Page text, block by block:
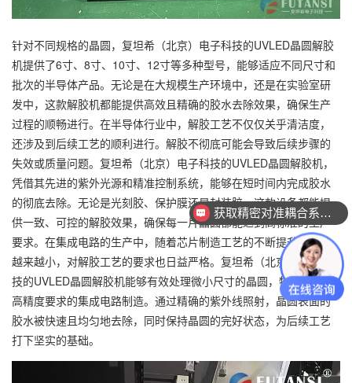
针对不同规格的晶圆，复坦希（北京）电子科技的UVLED晶圆解胶
机提供了6寸、8寸、10寸、12寸等多种型号，能够适应不同尺寸和
批次的半导体产品。无论是在大规模生产环境中，还是在实验室研
发中，这款解胶机都能提供高效且精确的胶水去除效果，确保生产
过程的顺畅进行。在半导体行业中，解胶工艺不仅仅关乎清洁度，
还涉及到后续工艺的顺利进行。解胶不彻底可能会导致后续步骤的
失效或质量问题。复坦希（北京）电子科技的UVLED晶圆解胶机，
凭借其先进的紫外光源和精准控制系统，能够在短时间内完成胶水
的彻底去除。无论是光刻胶、保护膜还是封装胶，这款设备都能提
供一致、可控的解胶效果，确保每一片晶圆都能达到高标准的生产
要求。在集成电路的生产中，随着芯片制造工艺的不断提升，尺寸
越来越小，对解胶工艺的要求也日益严格。复坦希（北京）电子科
技的UVLED晶圆解胶机能够有效处理微小尺寸的晶圆，特别适用于
高精度要求的集成电路制造。通过精确的紫外线照射，晶圆表面的
胶水被快速且均匀地去除，同时保持晶圆的完好状态，为后续工艺
打下坚实的基础。
获取精密对准耦合系统技术方案